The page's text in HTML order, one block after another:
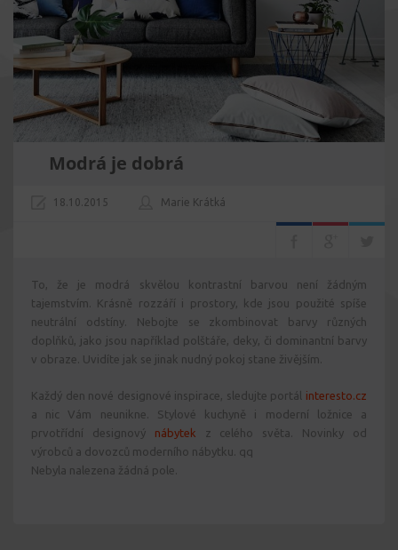
Modrá je dobrá
18.10.2015 Marie Krátká
To, že je modrá skvělou kontrastní barvou není žádným
tajemstvím. Krásně rozzáří i prostory, kde jsou použité spíše
neutrální odstíny. Nebojte se zkombinovat barvy různých
doplňků, jako jsou například polštáře, deky, či dominantní barvy
v obraze. Uvidíte jak se jinak nudný pokoj stane živějším.
Každý den nové designové inspirace, sledujte portál interesto.cz
a nic Vám neunikne. Stylové kuchyně i moderní ložnice a
prvotřídní designový nábytek z celého světa. Novinky od
výrobců a dovozců moderního nábytku. qq
Nebyla nalezena žádná pole.